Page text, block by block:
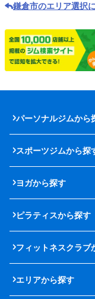
鎌倉市のエリア選択
パーソナルジムから
スポーツジムから探
ヨガから探す
ピラティスから探す
フィットネスクラブ
エリアから探す